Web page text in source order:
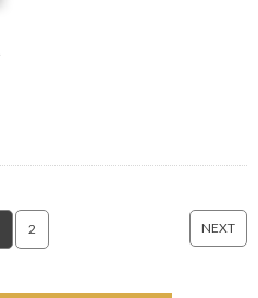
2 NEXT